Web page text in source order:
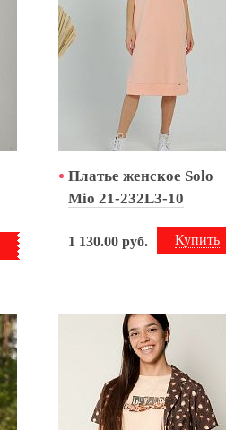
Платье женское Solo
Mio 21-232L3-10
Купить
1 130.00 руб.